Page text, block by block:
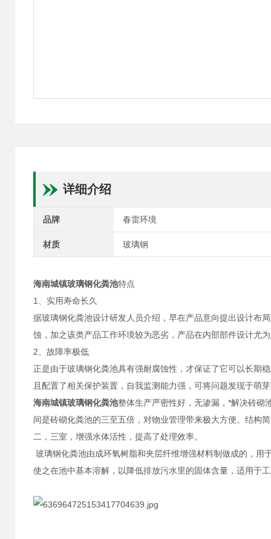
详细介绍
品牌 春雷环境
材质 玻璃钢
海南城镇玻璃钢化粪池特点
1、实用寿命长久
据玻璃钢化粪池设计研发人员介绍，早在产品意向提出设计布
蚀，加之该类产品工作环境较为恶劣，产品在内部部件设计尤
2、故障率极低
正是由于玻璃钢化粪池具有强耐腐蚀性，才保证了它可以长期
且配置了相关保护装置，自我监测能力强，可将问题发现于萌
海南城镇玻璃钢化粪池整体生产严密性好，无渗漏，*解决砖砌
间是砖砌化粪池的三至五倍，对物业管理带来极大方便。结构
二，三室，增强水体活性，提高了处理效率。
玻璃钢化粪池由成环氧树脂和夹层纤维增强材料制做成的，
使之在池中基本溶解，以降低排放污水里的固体含量，适用于